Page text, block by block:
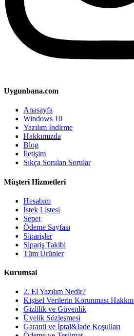
Uygunbana.com
Anasayfa
Windows 10
Yazılım İndirme
Hakkımızda
Blog
İletişim
Sıkça Sorulan Sorular
Müşteri Hizmetleri
Hesabım
İstek Listesi
Sepet
Ödeme Sayfası
Siparişler
Sipariş Takibi
Tüm Ürünler
Kurumsal
2. El Yazılım Nedir?
Kişisel Verilerin Korunması
Gizlilik ve Güvenlik
Üyelik Sözleşmesi
Garanti ve İptal&İade Koşulları